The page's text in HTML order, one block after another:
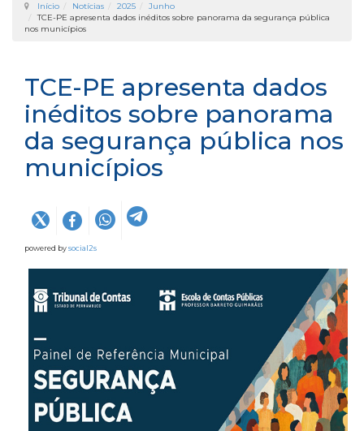
Início Notícias 2025
Junho
TCE-PE apresenta dados inéditos sobre panorama da segurança pública
nos municípios
TCE-PE apresenta dados
inéditos sobre panorama
da segurança pública nos
municípios
powered bysocial2s